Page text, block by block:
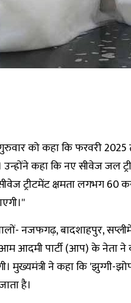
को कहा कि फरवरी
उन्होंने कहा कि नए सीवेज जल
ट्रीटमेंट क्षमता लगभग 60
नजफगढ़, बादशाहपुर,
आम आदमी पार्टी (आप) के नेता
मुख्यमंत्री ने कहा कि
है।